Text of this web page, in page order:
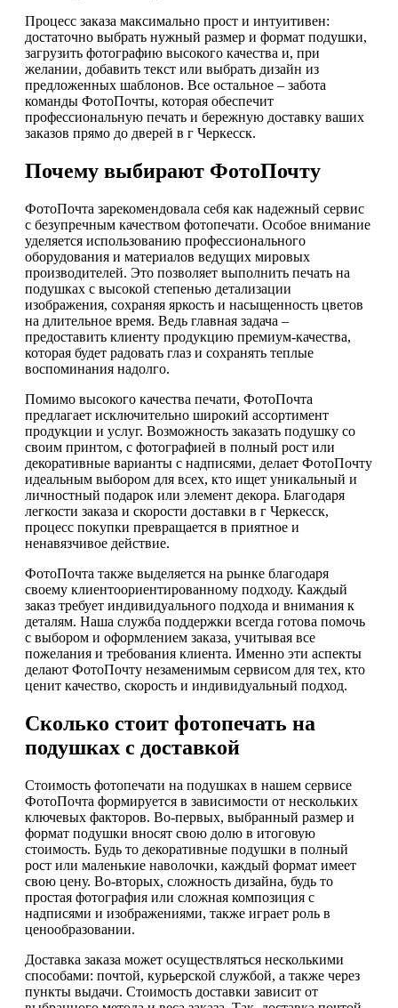
Процесс заказа максимально прост и интуитивен:
достаточно выбрать нужный размер и формат подушки,
загрузить фотографию высокого качества и, при
желании, добавить текст или выбрать дизайн из
предложенных шаблонов. Все остальное – забота
команды ФотоПочты, которая обеспечит
профессиональную печать и бережную доставку ваших
заказов прямо до дверей в г Черкесск.
Почему выбирают ФотоПочту
ФотоПочта зарекомендовала себя как надежный сервис
с безупречным качеством фотопечати. Особое внимание
уделяется использованию профессионального
оборудования и материалов ведущих мировых
производителей. Это позволяет выполнить печать на
подушках с высокой степенью детализации
изображения, сохраняя яркость и насыщенность цветов
на длительное время. Ведь главная задача –
предоставить клиенту продукцию премиум-качества,
которая будет радовать глаз и сохранять теплые
воспоминания надолго.
Помимо высокого качества печати, ФотоПочта
предлагает исключительно широкий ассортимент
продукции и услуг. Возможность заказать подушку со
своим принтом, с фотографией в полный рост или
декоративные варианты с надписями, делает ФотоПочту
идеальным выбором для всех, кто ищет уникальный и
личностный подарок или элемент декора. Благодаря
легкости заказа и скорости доставки в г Черкесск,
процесс покупки превращается в приятное и
ненавязчивое действие.
ФотоПочта также выделяется на рынке благодаря
своему клиентоориентированному подходу. Каждый
заказ требует индивидуального подхода и внимания к
деталям. Наша служба поддержки всегда готова помочь
с выбором и оформлением заказа, учитывая все
пожелания и требования клиента. Именно эти аспекты
делают ФотоПочту незаменимым сервисом для тех, кто
ценит качество, скорость и индивидуальный подход.
Сколько стоит фотопечать на
подушках с доставкой
Стоимость фотопечати на подушках в нашем сервисе
ФотоПочта формируется в зависимости от нескольких
ключевых факторов. Во-первых, выбранный размер и
формат подушки вносят свою долю в итоговую
стоимость. Будь то декоративные подушки в полный
рост или маленькие наволочки, каждый формат имеет
свою цену. Во-вторых, сложность дизайна, будь то
простая фотография или сложная композиция с
надписями и изображениями, также играет роль в
ценообразовании.
Доставка заказа может осуществляться несколькими
способами: почтой, курьерской службой, а также через
пункты выдачи. Стоимость доставки зависит от